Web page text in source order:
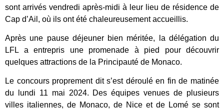
sont arrivés vendredi après-midi à leur lieu de résidence de
Cap d’Ail, où ils ont été chaleureusement accueillis.
Après une pause déjeuner bien méritée, la délégation du
LFL a entrepris une promenade à pied pour découvrir
quelques attractions de la Principauté de Monaco.
Le concours proprement dit s’est déroulé en fin de matinée
du lundi 11 mai 2024. Des équipes venues de plusieurs
villes italiennes, de Monaco, de Nice et de Lomé se sont